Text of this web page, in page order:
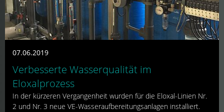
07.06.2019
Verbesserte Wasserqualität im
Eloxalprozess
In der kürzeren Vergangenheit wurden für die Eloxal-Linien Nr.
2 und Nr. 3 neue VE-Wasseraufbereitungsanlagen installiert.